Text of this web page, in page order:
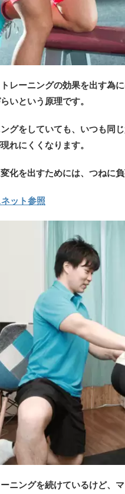
レーニングの効果を出す為
いという原理です。
ングをしていても、いつも同
れにくくなります。
化を出すためには、つねに
ット参照
ニングを続けているけど、